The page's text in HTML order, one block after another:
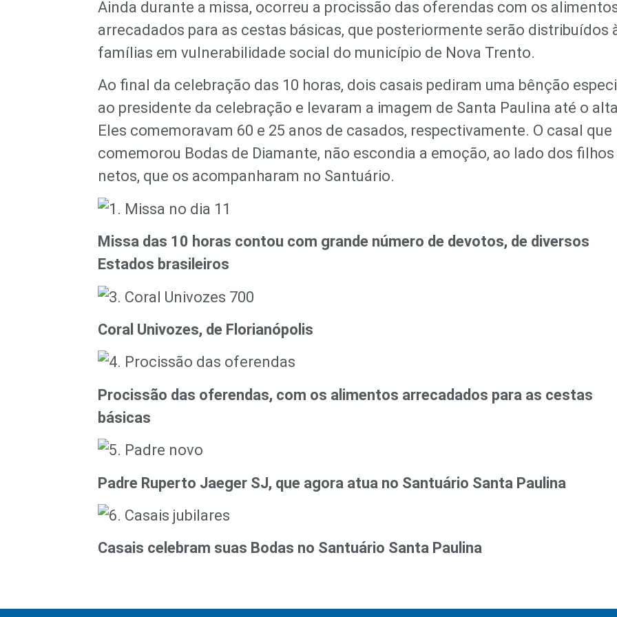
Ainda durante a missa, ocorreu a procissão das oferendas com os
arrecadados para as cestas básicas, que posteriormente serão distribuídos
famílias em vulnerabilidade social do município de Nova Trento.
Ao final da celebração das 10 horas, dois casais pediram uma bênção
ao presidente da celebração e levaram a imagem de Santa Paulina até o
Eles comemoravam 60 e 25 anos de casados, respectivamente. O casal que
comemorou Bodas de Diamante, não escondia a emoção, ao lado dos filhos
netos, que os acompanharam no Santuário.
Missa das 10 horas contou com grande número de devotos, de diversos
Estados brasileiros
Coral Univozes, de Florianópolis
Procissão das oferendas, com os alimentos arrecadados para as cestas
básicas
Padre Ruperto Jaeger SJ, que agora atua no Santuário Santa Paulina
Casais celebram suas Bodas no Santuário Santa Paulina